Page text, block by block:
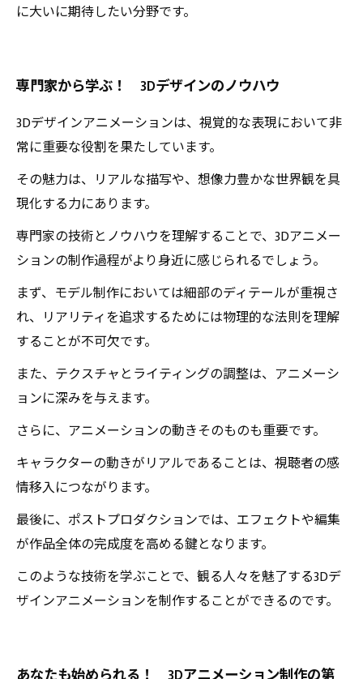
に大いに期待したい分野です。
専門家から学ぶ！ 3Dデザインのノウハウ
3Dデザインアニメーションは、視覚的な表現において非
常に重要な役割を果たしています。
その魅力は、リアルな描写や、想像力豊かな世界観を具
現化する力にあります。
専門家の技術とノウハウを理解することで、3Dアニメー
ションの制作過程がより身近に感じられるでしょう。
まず、モデル制作においては細部のディテールが重視さ
れ、リアリティを追求するためには物理的な法則を理解
することが不可欠です。
また、テクスチャとライティングの調整は、アニメーシ
ョンに深みを与えます。
さらに、アニメーションの動きそのものも重要です。
キャラクターの動きがリアルであることは、視聴者の感
情移入につながります。
最後に、ポストプロダクションでは、エフェクトや編集
が作品全体の完成度を高める鍵となります。
このような技術を学ぶことで、観る人々を魅了する3Dデ
ザインアニメーションを制作することができるのです。